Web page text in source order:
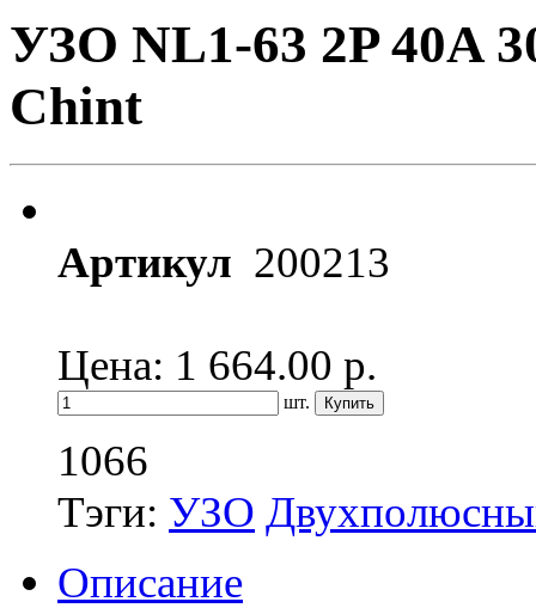
УЗО NL1-63 2P 40A
Chint
Артикул 200213
Цена: 1 664.00 р.
шт.
1066
Тэги: УЗО
Описание